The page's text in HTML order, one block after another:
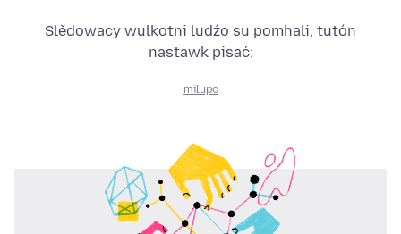
Slědowacy wulkotni ludźo su pomhali, tutón
nastawk pisać:
milupo